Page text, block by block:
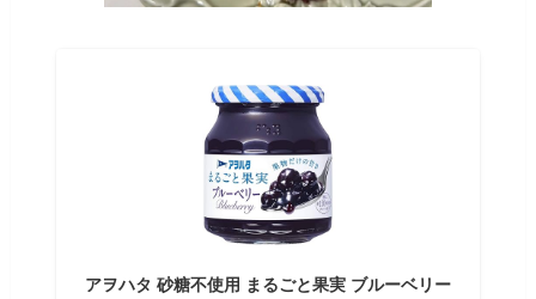
アヲハタ 砂糖不使用 まるごと果実 ブルーベリー